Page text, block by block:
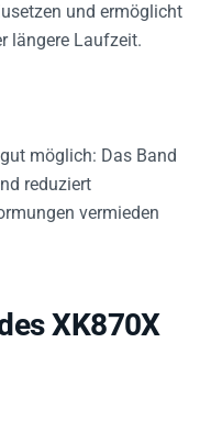
und ermöglicht
längere Laufzeit.
möglich: Das Band
reduziert
vermieden
XK870X